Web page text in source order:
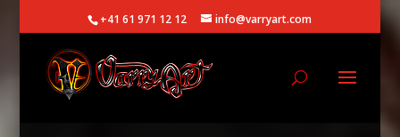
+41 61 971 12 12 info@varryart.com